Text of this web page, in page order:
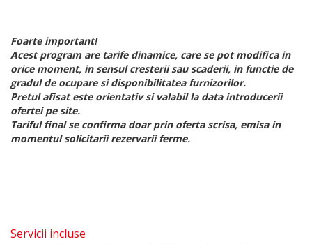
Foarte important!
Acest program are tarife dinamice, care se pot modifica in
orice moment, in sensul cresterii sau scaderii, in functie de
gradul de ocupare si disponibilitatea furnizorilor.
Pretul afisat este orientativ si valabil la data introducerii
ofertei pe site.
Tariful final se confirma doar prin oferta scrisa, emisa in
momentul solicitarii rezervarii ferme.
Servicii incluse